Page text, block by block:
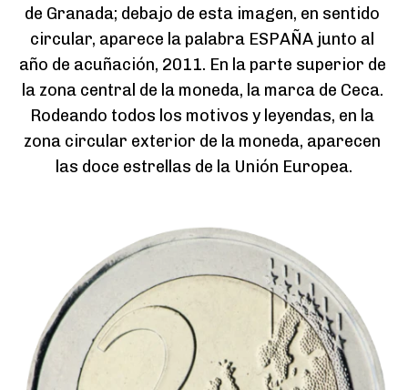
de Granada; debajo de esta imagen, en sentido
circular, aparece la palabra ESPAÑA junto al
año de acuñación, 2011. En la parte superior de
la zona central de la moneda, la marca de Ceca.
Rodeando todos los motivos y leyendas, en la
zona circular exterior de la moneda, aparecen
las doce estrellas de la Unión Europea.